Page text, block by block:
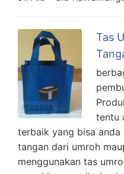
Tas
tentu
terbaik yang bisa anda
tangan dari umroh
menggunakan tas